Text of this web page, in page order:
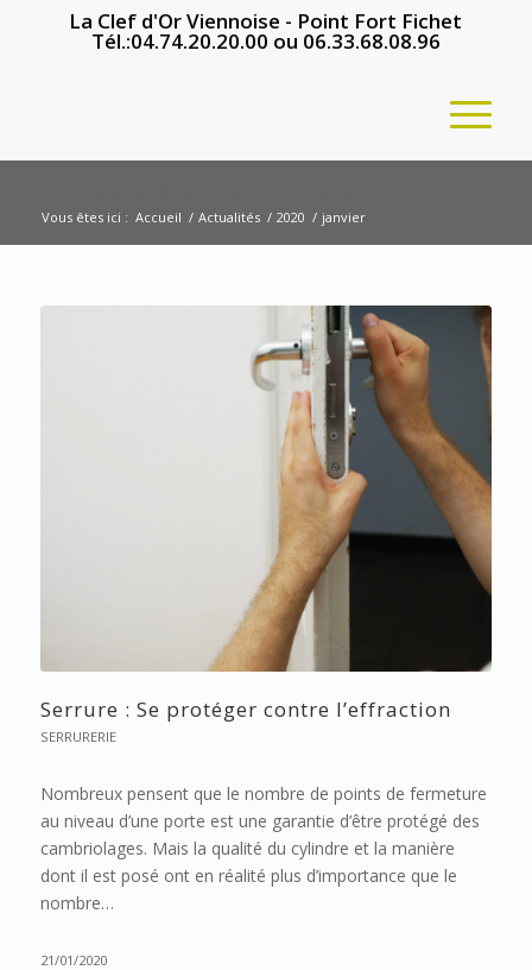
La Clef d'Or Viennoise - Point Fort Fichet
Tél.:04.74.20.20.00 ou 06.33.68.08.96
Vous êtes ici : Accueil / Actualités / 2020 / janvier
Serrure : Se protéger contre l’effraction
SERRURERIE
Nombreux pensent que le nombre de points de fermeture
au niveau d’une porte est une garantie d’être protégé des
cambriolages. Mais la qualité du cylindre et la manière
dont il est posé ont en réalité plus d’importance que le
nombre…
21/01/2020